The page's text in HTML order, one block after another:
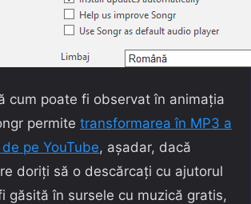
cum poate fi observat în animația
permite transformarea în MP3 a
pe YouTube, așadar, dacă
doriți să o descărcați cu ajutorul
găsită în sursele cu muzică gratis,